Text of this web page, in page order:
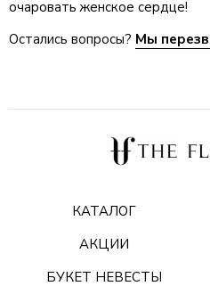
очаровать женское сердце!
Остались вопросы? Мы
КАТАЛОГ
АКЦИИ
БУКЕТ НЕВЕСТЫ